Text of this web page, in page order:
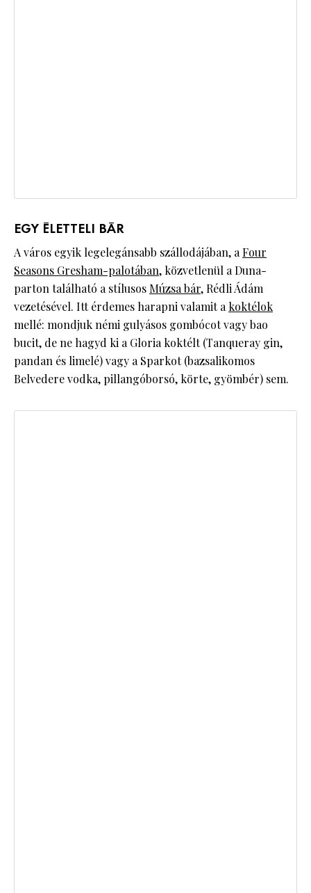
EGY ÉLETTELI BÁR
A város egyik legelegánsabb szállodájában, aFour
Seasons Gresham-palotában, közvetlenül a Duna-
parton található a stílusos Múzsa bár, Rédli Ádám
vezetésével. Itt érdemes harapni valamit akoktélok
mellé: mondjuk némi gulyásos gombócot vagy bao
bucit, de ne hagyd ki a Gloria koktélt (Tanqueray gin,
pandan és limelé) vagy a Sparkot (bazsalikomos
Belvedere vodka, pillangóborsó, körte, gyömbér) sem.